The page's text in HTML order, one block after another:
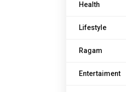
Health
Lifestyle
Ragam
Entertaiment